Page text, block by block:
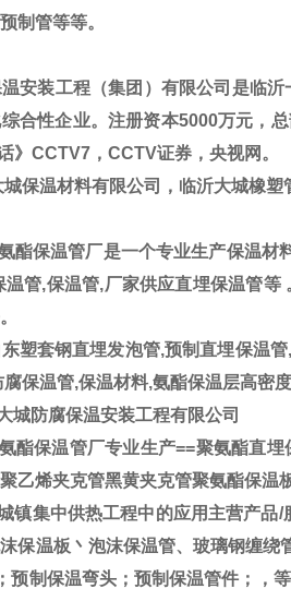
制管等等。
安装工程（集团）有限公司是临
合性企业。注册资本5000万元，
》CCTV7，CCTV证券，央视网。
保温材料有限公司，临沂大城橡塑
酯保温管厂是一个专业生产保温材
温管,保温管,厂家供应直埋保温管
塑套钢直埋发泡管,预制直埋保温
保温管,保温材料,氨酯保温层高密
城防腐保温安装工程有限公司
酯保温管厂专业生产==聚氨酯直
乙烯夹克管黑黄夹克管聚氨酯保温
镇集中供热工程中的应用主营产品/
保温板丶泡沫保温管、玻璃钢缠
预制保温弯头；预制保温管件；，